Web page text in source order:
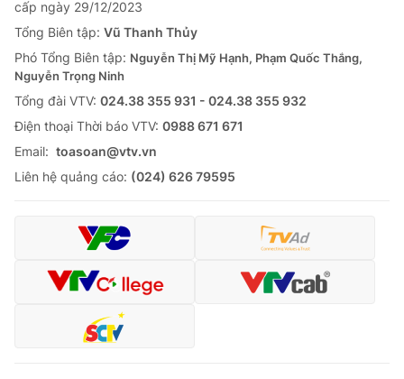
cấp ngày 29/12/2023
Tổng Biên tập: Vũ Thanh Thủy
Phó Tổng Biên tập: Nguyễn Thị Mỹ Hạnh, Phạm Quốc Thắng,
Nguyễn Trọng Ninh
Tổng đài VTV: 024.38 355 931 - 024.38 355 932
Ðiện thoại Thời báo VTV: 0988 671 671
Email: toasoan@vtv.vn
Liên hệ quảng cáo: (024) 626 79595